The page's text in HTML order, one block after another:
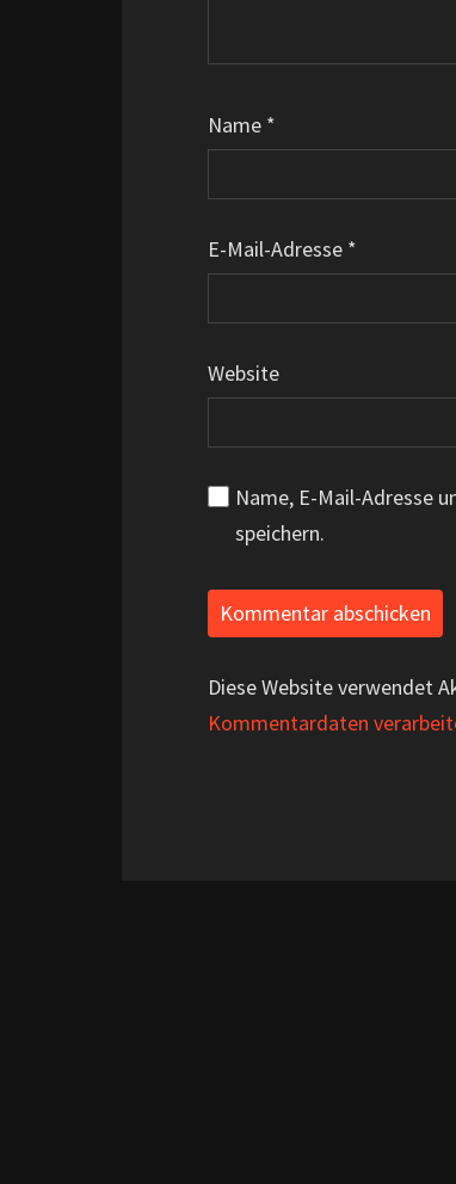
Name *
E-Mail-Adresse *
Website
Name, E-Mail-Adresse
speichern.
Diese Website verwendet
Kommentardaten